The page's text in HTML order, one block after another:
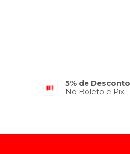
5% de Desconto
No Boleto e Pix